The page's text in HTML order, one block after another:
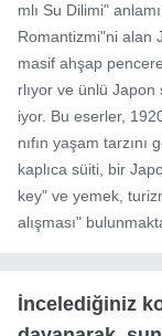
mlı Su Dilimi"
Romantizmi"ni alan
masif ahşap
rlıyor ve ünlü
iyor. Bu eserler,
nıfın yaşam
kaplıca süiti, bir
key" ve yemek,
alışması"
İncelediğiniz